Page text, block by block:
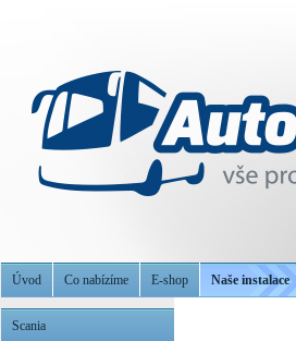
Úvod Co nabízíme E-shop Naše instalace
Scania